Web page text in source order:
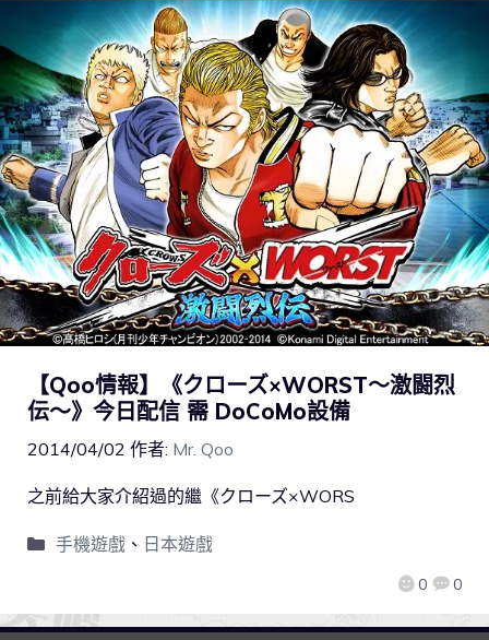
【Qoo情報】《クローズ×WORST～激闘烈
伝～》今日配信 需 DoCoMo設備
2014/04/02 作者: Mr. Qoo
0 0
之前給大家介紹過的繼《クローズ×WORS
手機遊戲、 日本遊戲